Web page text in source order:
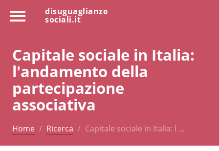
disuguaglianze
sociali.it
Capitale sociale in Italia:
l'andamento della
partecipazione
associativa
Home Ricerca Capitale sociale in Italia: l …